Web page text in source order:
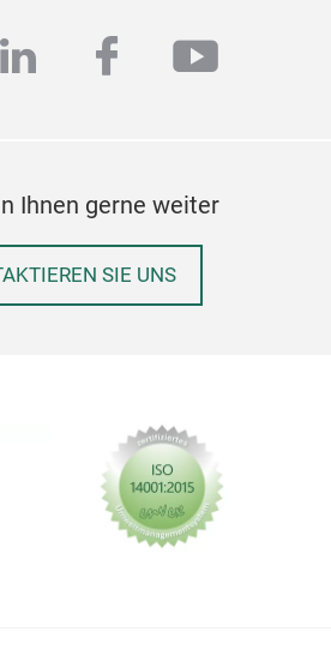
linkedinfacebook
Ihnen gerne weiter
SIE UNS